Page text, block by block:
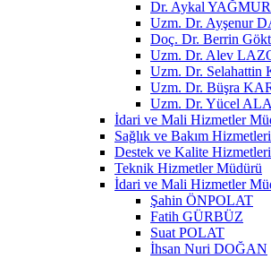
Dr. Aykal YAĞMUR
Uzm. Dr. Ayşenur
Doç. Dr. Berrin
Uzm. Dr. Alev
Uzm. Dr.
Uzm. Dr. Büşra
Uzm. Dr. Yücel
İdari ve Mali Hizmetler
Sağlık ve Bakım
Destek ve Kalite
Teknik Hizmetler Müdürü
İdari ve Mali Hizmetler
Şahin ÖNPOLAT
Fatih GÜRBÜZ
Suat POLAT
İhsan Nuri DOĞAN